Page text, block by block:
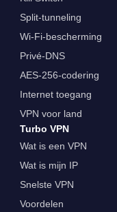
Split-tunneling
Wi-Fi-bescherming
Privé-DNS
AES-256-codering
Internet toegang
VPN voor land
Turbo VPN
Wat is een VPN
Wat is mijn IP
Snelste VPN
Voordelen